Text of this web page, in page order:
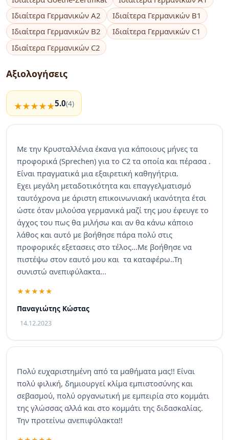
Ιδιαίτερα Γερμανικών A2
Ιδιαίτερα Γερμανικών B1
Ιδιαίτερα Γερμανικών B2
Ιδιαίτερα Γερμανικών C1
Ιδιαίτερα Γερμανικών C2
Αξιολογήσεις
5.0(4)
Με την Κρυσταλλένια έκανα για κάποιους μήνες τα
προφορικά (Sprechen) για το C2 τα οποία και πέρασα .
Είναι πραγματικά μια εξαιρετική καθηγήτρια.
Εχει μεγάλη μεταδοτικότητα και επαγγελματισμό
ταυτόχρονα με άριστη επικοινωνιακή ικανότητα έτσι
ώστε όταν μιλούσα γερμανικά μαζί της μου έφευγε το
άγχος του πως θα μιλήσω και αν θα κάνω κάποιο
λάθος και αυτό με βοήθησε πάρα πολύ στις
προφορικές εξετασεις στο τέλος...Με βοήθησε να
πιστέψω στον εαυτό μου και τα καταφέρω..Τη
συνιστώ ανεπιφύλακτα...
Παναγιώτης Κώστας
14.12.2023
Πολύ ευχαριστημένη από τα μαθήματα μας!! Είναι
πολύ φιλική, δημιουργεί κλίμα εμπιστοσύνης και
σεβασμού, πολύ οργανωτική με εμπειρία στο κομμάτι
της γλώσσας αλλά και στο κομμάτι της διδασκαλίας.
Την προτείνω ανεπιφύλακτα!!